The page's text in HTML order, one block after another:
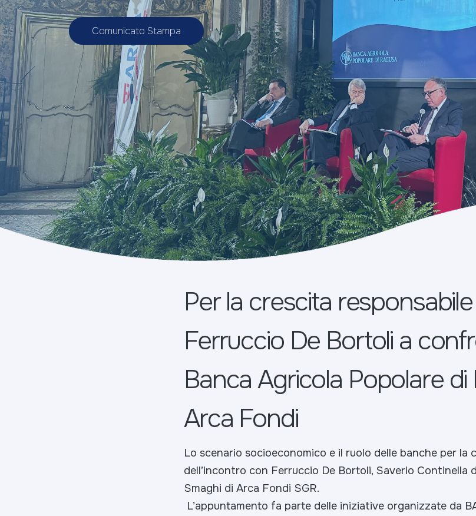
Comunicato Stampa
Per la crescita responsabile
Ferruccio De Bortoli a
Banca Agricola Popolare di
Arca Fondi
Lo scenario socioeconomico e il ruolo delle banche per la
dell’incontro con Ferruccio De Bortoli, Saverio Continella
Smaghi di Arca Fondi SGR.
L’appuntamento fa parte delle iniziative organizzate da